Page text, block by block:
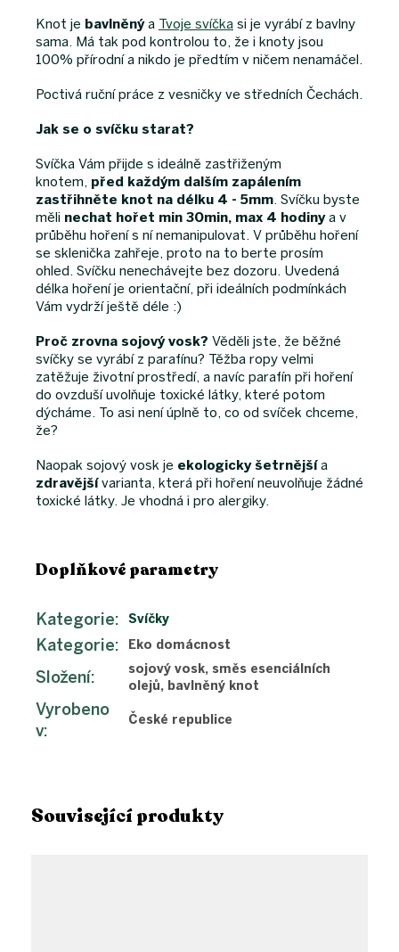
Související produkty
Knot je bavlněnýa Tvoje svíčka si je vyrábí z bavlny
sama. Má tak pod kontrolou to, že i knoty jsou
100% přírodní a nikdo je předtím v ničem nenamáčel.
Poctivá ruční práce z vesničky ve středních Čechách.
Jak se o svíčku starat?
Svíčka Vám přijde s ideálně zastřiženým
knotem, před každým dalším zapálením
zastřihněte knot na délku 4 - 5mm. Svíčku byste
měli nechat hořet min 30min, max 4 hodiny a v
průběhu hoření s ní nemanipulovat. V průběhu hoření
se sklenička zahřeje, proto na to berte prosím
ohled. Svíčku nenechávejte bez dozoru. Uvedená
délka hoření je orientační, při ideálních podmínkách
Vám vydrží ještě déle :)
Proč zrovna sojový vosk? Věděli jste, že běžné
svíčky se vyrábí z parafínu? Těžba ropy velmi
zatěžuje životní prostředí, a navíc parafín při hoření
do ovzduší uvolňuje toxické látky, které potom
dýcháme. To asi není úplně to, co od svíček chceme,
že?
Naopak sojový vosk je ekologicky šetrnějšía
zdravějšívarianta, která při hoření neuvolňuje žádné
toxické látky. Je vhodná i pro alergiky.
Doplňkové parametry
Kategorie: Svíčky
Kategorie: Eko domácnost
Složení:
sojový vosk, směs esenciálních
olejů, bavlněný knot
Vyrobeno
v:
České republice